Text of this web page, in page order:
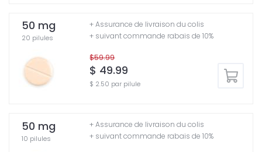
50 mg
20 pilules
$59.99
$ 49.99
$ 2.50 par pilule
+ Assurance de livraison du colis
+ suivant commande rabais de 10%
50 mg
10 pilules
+ Assurance de livraison du colis
+ suivant commande rabais de 10%